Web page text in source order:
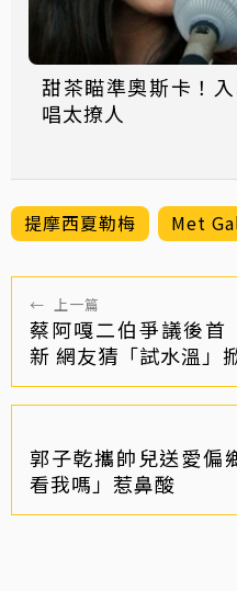
甜茶瞄準奧斯卡！
唱太撩人
提摩西夏勒梅 Met
← 上一篇
蔡阿嘎二伯爭議後
新 網友猜「試水溫」
郭子乾攜帥兒送愛
看我嗎」惹鼻酸